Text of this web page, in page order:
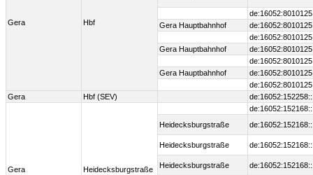
Gera Hbf
Gera Hauptbahnhof
Gera Hauptbahnhof
Gera Hauptbahnhof
Gera
Hbf (SEV)
Gera Heidecksburgstraße
Heidecksburgstraße
Heidecksburgstraße
Heidecksburgstraße